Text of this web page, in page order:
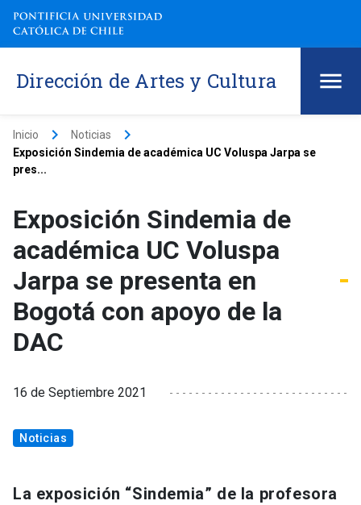
Dirección de Artes y Cultura
Inicio keyboard_arrow_right Noticias keyboard_arrow_right
Exposición Sindemia de académica UC Voluspa Jarpa se
pres...
Exposición Sindemia de
académica UC Voluspa
Jarpa se presenta en
Bogotá con apoyo de la
DAC
16 de Septiembre 2021
Noticias
La exposición “Sindemia” de la profesora